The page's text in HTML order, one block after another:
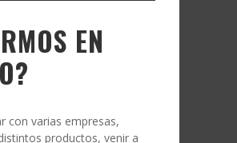
EN
con varias empresas,
productos, venir a